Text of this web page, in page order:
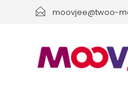
moovjee@twoo-